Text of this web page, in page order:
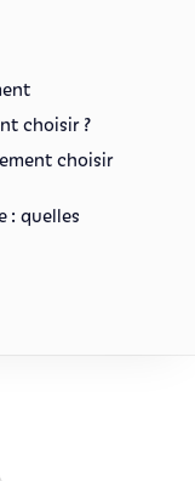
choisir ?
choisir
: quelles